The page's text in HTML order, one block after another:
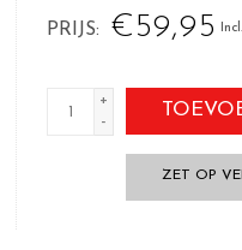
PRIJS €59,95
+
-
ZET OP